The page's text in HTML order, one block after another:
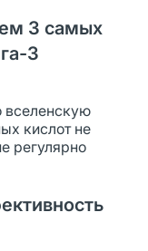
3 самых
3
вселенскую
кислот не
регулярно